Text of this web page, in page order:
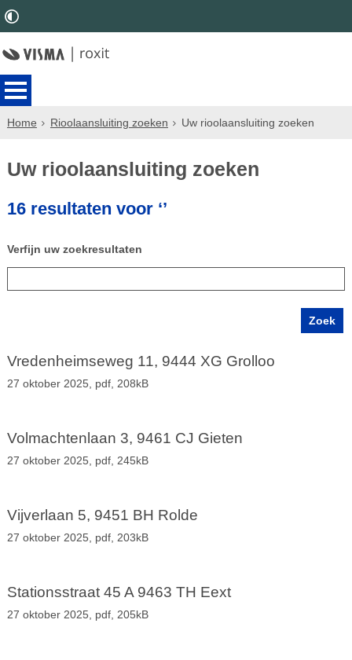
Home Rioolaansluiting zoeken Uw rioolaansluiting zoeken
Uw rioolaansluiting zoeken
16 resultaten voor ‘’
Verfijn uw zoekresultaten
Vredenheimseweg 11, 9444 XG Grolloo
27 oktober 2025, pdf, 208kB
Volmachtenlaan 3, 9461 CJ Gieten
27 oktober 2025, pdf, 245kB
Vijverlaan 5, 9451 BH Rolde
27 oktober 2025, pdf, 203kB
Stationsstraat 45 A 9463 TH Eext
27 oktober 2025, pdf, 205kB